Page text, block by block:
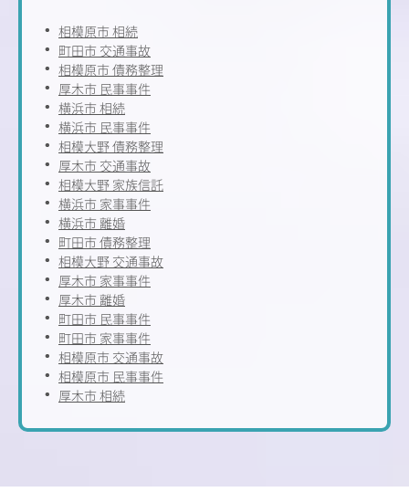
相模原市 相続
町田市 交通事故
相模原市 債務整理
厚木市 民事事件
横浜市 相続
横浜市 民事事件
相模大野 債務整理
厚木市 交通事故
相模大野 家族信託
横浜市 家事事件
横浜市 離婚
町田市 債務整理
相模大野 交通事故
厚木市 家事事件
厚木市 離婚
町田市 民事事件
町田市 家事事件
相模原市 交通事故
相模原市 民事事件
厚木市 相続